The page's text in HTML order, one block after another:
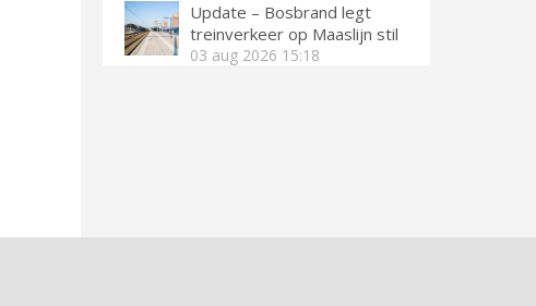
Update – Bosbrand legt
treinverkeer op Maaslijn stil
03 aug 2026 15:18